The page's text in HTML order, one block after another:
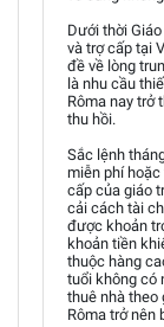
Dưới thời
và trợ cấp tại
đề về lòng
là nhu cầu
Rôma nay trở
thu hồi.
Sắc lệnh
miễn phí
cấp của giáo
cải cách tài
được khoản
khoản tiền
thuộc hàng
tuổi không có
thuê nhà theo
Rôma trở nên